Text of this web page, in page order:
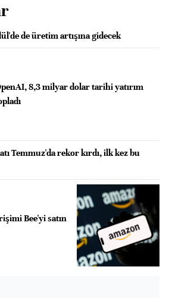
de üretim artışına gidecek
8,3 milyar dolar tarihi yatırım
Temmuz'da rekor kırdı, ilk kez bu
Bee'yi satın